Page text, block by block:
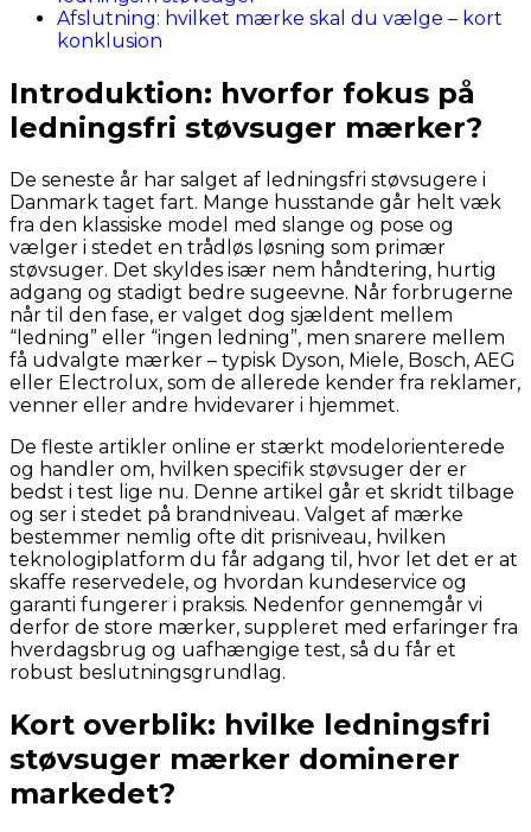
Afslutning: hvilket mærke skal du vælge – kort
konklusion
Introduktion: hvorfor fokus på
ledningsfri støvsuger mærker?
De seneste år har salget af ledningsfri støvsugere i
Danmark taget fart. Mange husstande går helt væk
fra den klassiske model med slange og pose og
vælger i stedet en trådløs løsning som primær
støvsuger. Det skyldes især nem håndtering, hurtig
adgang og stadigt bedre sugeevne. Når forbrugerne
når til den fase, er valget dog sjældent mellem
“ledning” eller “ingen ledning”, men snarere mellem
få udvalgte mærker – typisk Dyson, Miele, Bosch, AEG
eller Electrolux, som de allerede kender fra reklamer,
venner eller andre hvidevarer i hjemmet.
De fleste artikler online er stærkt modelorienterede
og handler om, hvilken specifik støvsuger der er
bedst i test lige nu. Denne artikel går et skridt tilbage
og ser i stedet på brandniveau. Valget af mærke
bestemmer nemlig ofte dit prisniveau, hvilken
teknologiplatform du får adgang til, hvor let det er at
skaffe reservedele, og hvordan kundeservice og
garanti fungerer i praksis. Nedenfor gennemgår vi
derfor de store mærker, suppleret med erfaringer fra
hverdagsbrug og uafhængige test, så du får et
robust beslutningsgrundlag.
Kort overblik: hvilke ledningsfri
støvsuger mærker dominerer
markedet?